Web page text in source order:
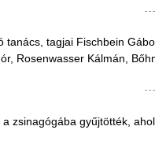
tanács, tagjai Fischbein
Rosenwasser Kálmán,
zsinagógába gyűjtötték,